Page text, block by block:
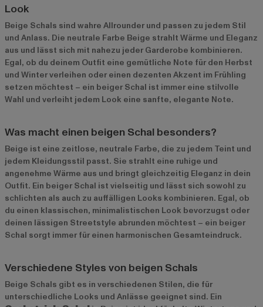
Look
Beige Schals sind wahre Allrounder und passen zu jedem Stil
und Anlass. Die neutrale Farbe Beige strahlt Wärme und Eleganz
aus und lässt sich mit nahezu jeder Garderobe kombinieren.
Egal, ob du deinem Outfit eine gemütliche Note für den Herbst
und Winter verleihen oder einen dezenten Akzent im Frühling
setzen möchtest – ein beiger Schal ist immer eine stilvolle
Wahl und verleiht jedem Look eine sanfte, elegante Note.
Was macht einen beigen Schal besonders?
Beige ist eine zeitlose, neutrale Farbe, die zu jedem Teint und
jedem Kleidungsstil passt. Sie strahlt eine ruhige und
angenehme Wärme aus und bringt gleichzeitig Eleganz in dein
Outfit. Ein beiger Schal ist vielseitig und lässt sich sowohl zu
schlichten als auch zu auffälligen Looks kombinieren. Egal, ob
du einen klassischen, minimalistischen Look bevorzugst oder
deinen lässigen Streetstyle abrunden möchtest – ein beiger
Schal sorgt immer für einen harmonischen Gesamteindruck.
Verschiedene Styles von beigen Schals
Beige Schals gibt es in verschiedenen Stilen, die für
unterschiedliche Looks und Anlässe geeignet sind. Ein